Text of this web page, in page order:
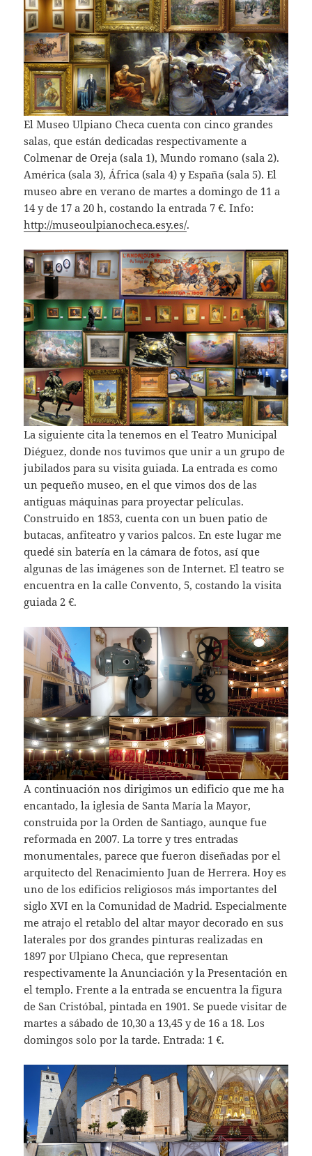
El Museo Ulpiano Checa cuenta con cinco grandes
salas, que están dedicadas respectivamente a
Colmenar de Oreja (sala 1), Mundo romano (sala 2).
América (sala 3), África (sala 4) y España (sala 5). El
museo abre en verano de martes a domingo de 11 a
14 y de 17 a 20 h, costando la entrada 7 €. Info:
http://museoulpianocheca.esy.es/.
La siguiente cita la tenemos en el Teatro Municipal
Diéguez, donde nos tuvimos que unir a un grupo de
jubilados para su visita guiada. La entrada es como
un pequeño museo, en el que vimos dos de las
antiguas máquinas para proyectar películas.
Construido en 1853, cuenta con un buen patio de
butacas, anfiteatro y varios palcos. En este lugar me
quedé sin batería en la cámara de fotos, así que
algunas de las imágenes son de Internet. El teatro se
encuentra en la calle Convento, 5, costando la visita
guiada 2 €.
A continuación nos dirigimos un edificio que me ha
encantado, la iglesia de Santa María la Mayor,
construida por la Orden de Santiago, aunque fue
reformada en 2007. La torre y tres entradas
monumentales, parece que fueron diseñadas por el
arquitecto del Renacimiento Juan de Herrera. Hoy es
uno de los edificios religiosos más importantes del
siglo XVI en la Comunidad de Madrid. Especialmente
me atrajo el retablo del altar mayor decorado en sus
laterales por dos grandes pinturas realizadas en
1897 por Ulpiano Checa, que representan
respectivamente la Anunciación y la Presentación en
el templo. Frente a la entrada se encuentra la figura
de San Cristóbal, pintada en 1901. Se puede visitar de
martes a sábado de 10,30 a 13,45 y de 16 a 18. Los
domingos solo por la tarde. Entrada: 1 €.